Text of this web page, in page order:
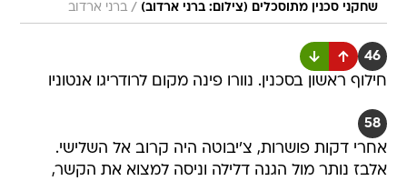
שחקני סכנין מתוסכלים (צילום: ברני ארדוב) / ברני ארדוב
46
חילוף ראשון בסכנין. נוורו פינה מקום לרודריגו אנטוניו
58
אחרי דקות פושרות, צ'יבוטה היה קרוב אל השלישי.
אלבז נותר מול הגנה דלילה וניסה למצוא את הקשר,